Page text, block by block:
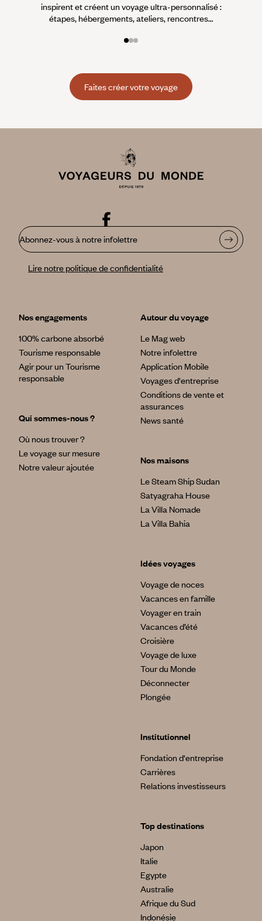
inspirent et créent un voyage ultra-personnalisé :
étapes, hébergements, ateliers, rencontres…
Faites créer votre voyage
Abonnez-vous à notre infolettre
Lire notre politique de confidentialité
Nos engagements
100% carbone absorbé
Tourisme responsable
Agir pour un Tourisme
responsable
Qui sommes-nous ?
Où nous trouver ?
Le voyage sur mesure
Notre valeur ajoutée
Autour du voyage
Le Mag web
Notre infolettre
Application Mobile
Voyages d'entreprise
Conditions de vente et
assurances
News santé
Nos maisons
Le Steam Ship Sudan
Satyagraha House
La Villa Nomade
La Villa Bahia
Idées voyages
Voyage de noces
Vacances en famille
Voyager en train
Vacances d’été
Croisière
Voyage de luxe
Tour du Monde
Déconnecter
Plongée
Institutionnel
Fondation d'entreprise
Carrières
Relations investisseurs
Top destinations
Japon
Italie
Egypte
Australie
Afrique du Sud
Indonésie